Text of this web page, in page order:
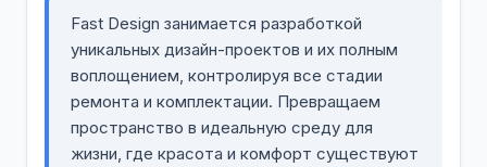
Fast Design занимается разработкой
уникальных дизайн-проектов и их полным
воплощением, контролируя все стадии
ремонта и комплектации. Превращаем
пространство в идеальную среду для
жизни, где красота и комфорт существуют